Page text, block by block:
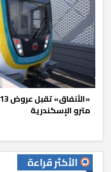
مترو الإسكندرية
الأكثر قراءة